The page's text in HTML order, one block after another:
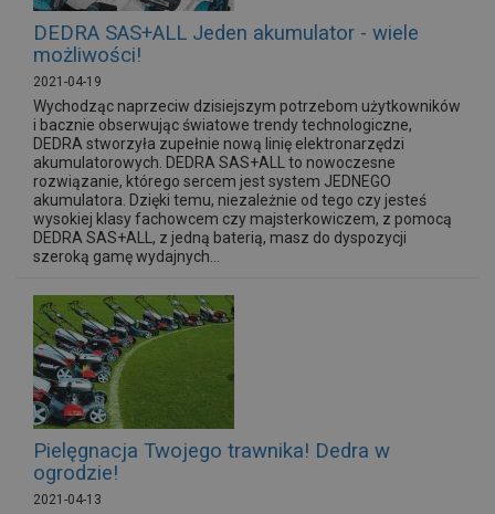
DEDRA SAS+ALL Jeden akumulator - wiele
możliwości!
2021-04-19
Wychodząc naprzeciw dzisiejszym potrzebom użytkowników
i bacznie obserwując światowe trendy technologiczne,
DEDRA stworzyła zupełnie nową linię elektronarzędzi
akumulatorowych. DEDRA SAS+ALL to nowoczesne
rozwiązanie, którego sercem jest system JEDNEGO
akumulatora. Dzięki temu, niezależnie od tego czy jesteś
wysokiej klasy fachowcem czy majsterkowiczem, z pomocą
DEDRA SAS+ALL, z jedną baterią, masz do dyspozycji
szeroką gamę wydajnych...
Pielęgnacja Twojego trawnika! Dedra w
ogrodzie!
2021-04-13